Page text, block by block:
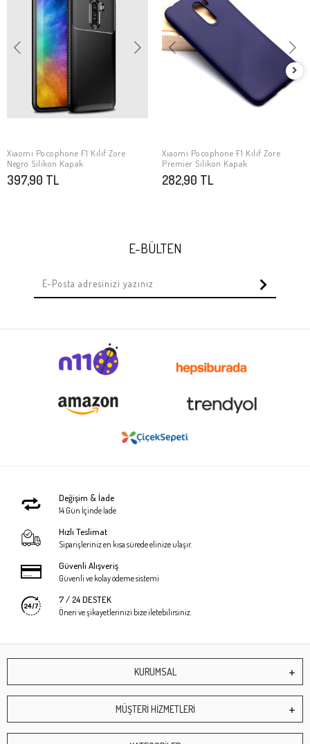
SEPETE EKLE
Xiaomi Pocophone F1 Kılıf Zore
Negro Silikon Kapak
397,90 TL
SEPETE EKLE
Xiaomi Pocophone F1 Kılıf Zore
Premier Silikon Kapak
282,90 TL
E-BÜLTEN
Değişim & İade
14 Gün İçinde İade
Hızlı Teslimat
Siparişleriniz en kısa sürede elinize ulaşır.
Güvenli Alışveriş
Güvenli ve kolay ödeme sistemi
7 / 24 DESTEK
Öneri ve şikayetlerinizi bize iletebilirsiniz.
KURUMSAL
MÜŞTERİ HİZMETLERİ